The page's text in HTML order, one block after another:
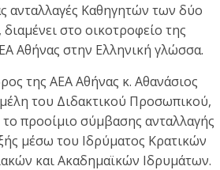
ανταλλαγές Καθηγητών των δύο
στο οικοτροφείο της
Αθήνας στην Ελληνική γλώσσα.
της ΑΕΑ Αθήνας κ. Αθανάσιος
του Διδακτικού Προσωπικού,
προοίμιο σύμβασης ανταλλαγής
μέσω του Ιδρύματος Κρατικών
και Ακαδημαϊκών Ιδρυμάτων.